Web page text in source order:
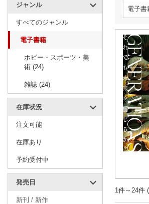
ジャンル
すべてのジャンル
電子書籍
ホビー・スポーツ・美
術 (24)
雑誌 (24)
在庫状況
注文可能
在庫あり
予約受付中
発売日
新刊 / 新作
電子書
1件～24件